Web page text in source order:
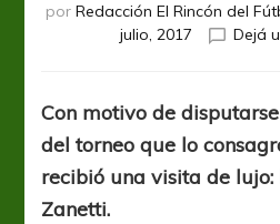
por Redacción El Rincón del
julio, 2017
Dejá
Con motivo de
del torneo que lo
recibió una visita de lujo:
Zanetti.